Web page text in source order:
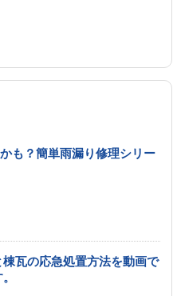
も？簡単雨漏り修理シリー
瓦の応急処置方法を動画で